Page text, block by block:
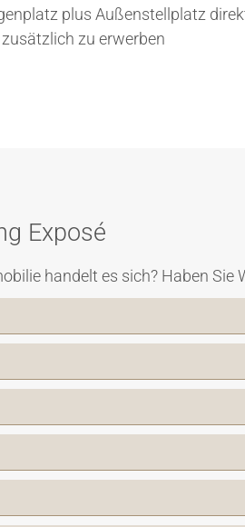
plus Außenstellplatz
zu erwerben
Exposé
handelt es sich? Haben Sie